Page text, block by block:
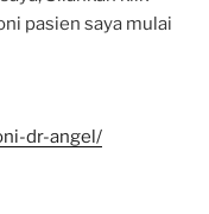
pasien saya mulai
dr-angel/